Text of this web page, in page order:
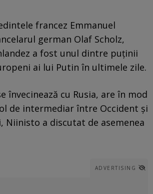
francez Emmanuel
german Olaf Scholz,
a fost unul dintre puţinii
ai lui Putin în ultimele zile.
învecinează cu Rusia, are în mod
de intermediar între Occident şi
Niinisto a discutat de asemenea
ADVERTISING